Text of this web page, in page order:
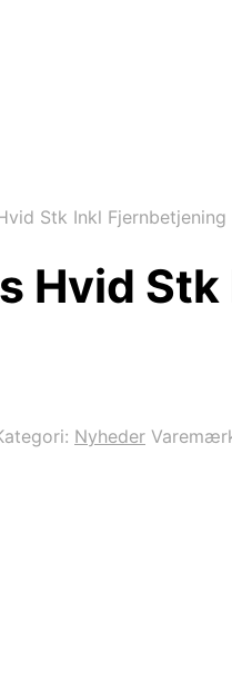
Stk Inkl Fjernbetjening
Hvid
Nyheder